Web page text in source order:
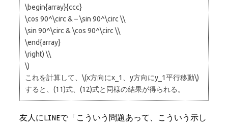
\begin{array}{ccc}
\cos 90^\circ & – \sin 90^\circ \\
\sin 90^\circ & \cos 90^\circ \\
\end{array}
\right) \\
\)
これを計算して、\(x方向にx_1、y方向にy_1平行移動\)
すると、(11)式、(12)式と同様の結果が得られる。
友人にLINEで「こういう問題あって、こういう示し